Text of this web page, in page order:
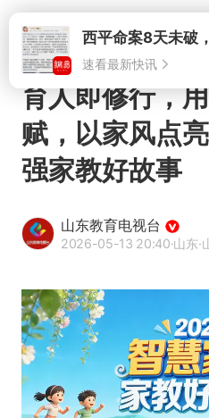
速看最新快讯
育人即修行，
赋，以家风点
强家教好故事
山东教育电视台
2026-05-13 20:40·山东·